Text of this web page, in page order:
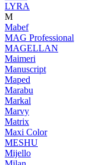
LYRA
M
Mabef
MAG Professional
MAGELLAN
Maimeri
Manuscript
Maped
Marabu
Markal
Marvy
Matrix
Maxi Color
MESHU
Mijello